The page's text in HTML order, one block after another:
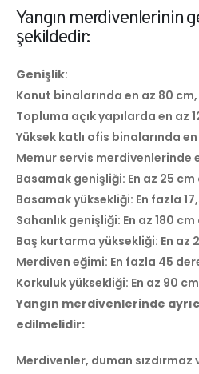
Yangın merdivenlerinin
şekildedir:
Genişlik:
Konut binalarında en az 80 cm,
Topluma açık yapılarda en az
Yüksek katlı ofis binalarında
Memur servis merdivenlerinde
Basamak genişliği: En az 25 cm
Basamak yüksekliği: En fazla
Sahanlık genişliği: En az 180 cm
Baş kurtarma yüksekliği: En az
Merdiven eğimi: En fazla 45
Korkuluk yüksekliği: En az 90
Yangın merdivenlerinde
edilmelidir:
Merdivenler, duman sızdırmaz